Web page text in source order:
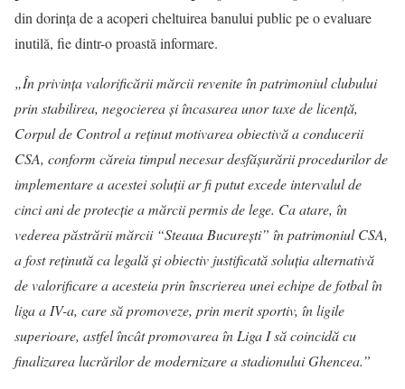
din dorința de a acoperi cheltuirea banului public pe o evaluare
inutilă, fie dintr-o proastă informare.
„În privința valorificării mărcii revenite în patrimoniul clubului
prin stabilirea, negocierea și încasarea unor taxe de licență,
Corpul de Control a reținut motivarea obiectivă a conducerii
CSA, conform căreia timpul necesar desfășurării procedurilor de
implementare a acestei soluții ar fi putut excede intervalul de
cinci ani de protecție a mărcii permis de lege. Ca atare, în
vederea păstrării mărcii “Steaua București” în patrimoniul CSA,
a fost reținută ca legală și obiectiv justificată soluția alternativă
de valorificare a acesteia prin înscrierea unei echipe de fotbal în
liga a IV-a, care să promoveze, prin merit sportiv, în ligile
superioare, astfel încât promovarea în Liga I să coincidă cu
finalizarea lucrărilor de modernizare a stadionului Ghencea.”